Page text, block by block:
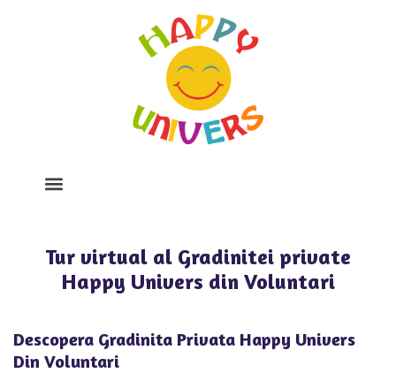
Tur virtual al Gradinitei private
Happy Univers din Voluntari
Descopera Gradinita Privata Happy Univers
Din Voluntari